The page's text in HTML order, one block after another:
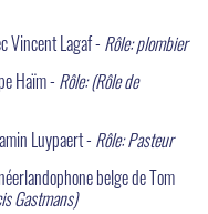
Vincent Lagaf - Rôle: plombier
Haïm - Rôle: (Rôle de
Luypaert - Rôle: Pasteur
belge de Tom
Gastmans)